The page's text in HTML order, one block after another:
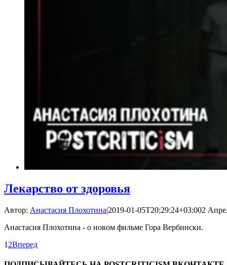
Лекарство от здоровья
Автор: Анастасия Плохотина|2019-01-05T20:29:24+03:002
Анастасия Плохотина - о новом фильме Гора Вербински.
1 2Вперед